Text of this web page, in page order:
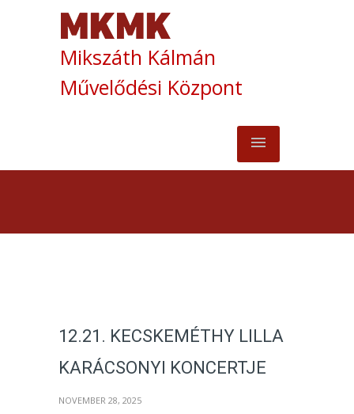
Mikszáth Kálmán
Művelődési Központ
12.21. KECSKEMÉTHY LILLA
KARÁCSONYI KONCERTJE
NOVEMBER 28, 2025